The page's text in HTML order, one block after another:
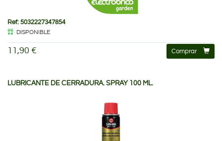
Ref: 5032227347854
DISPONIBLE
11,90 € Comprar
LUBRICANTE DE CERRADURA. SPRAY 100 ML.